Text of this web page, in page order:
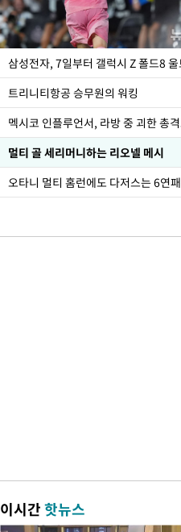
트리니티항공 승무원의 워킹
멀티 골 세리머니하는 리오넬 메시
오타니 멀티 홈런에도 다저스는 6연패
이시간핫뉴스